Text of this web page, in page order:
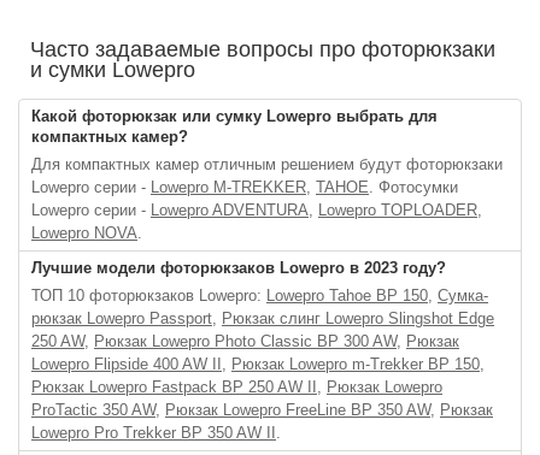
Часто задаваемые вопросы про фоторюкзаки
и сумки Lowepro
Какой фоторюкзак или сумку Lowepro выбрать для
компактных камер?
Для компактных камер отличным решением будут фоторюкзаки
Lowepro серии - Lowepro M-TREKKER, TAHOE. Фотосумки
Lowepro серии - Lowepro ADVENTURA, Lowepro TOPLOADER,
Lowepro NOVA.
Лучшие модели фоторюкзаков Lowepro в 2023 году?
ТОП 10 фоторюкзаков Lowepro: Lowepro Tahoe BP 150, Сумка-
рюкзак Lowepro Passport, Рюкзак слинг Lowepro Slingshot Edge
250 AW, Рюкзак Lowepro Photo Classic BP 300 AW, Рюкзак
Lowepro Flipside 400 AW II , Рюкзак Lowepro m-Trekker BP 150,
Рюкзак Lowepro Fastpack BP 250 AW II , Рюкзак Lowepro
ProTactic 350 AW, Рюкзак Lowepro FreeLine BP 350 AW, Рюкзак
Lowepro Pro Trekker BP 350 AW II .